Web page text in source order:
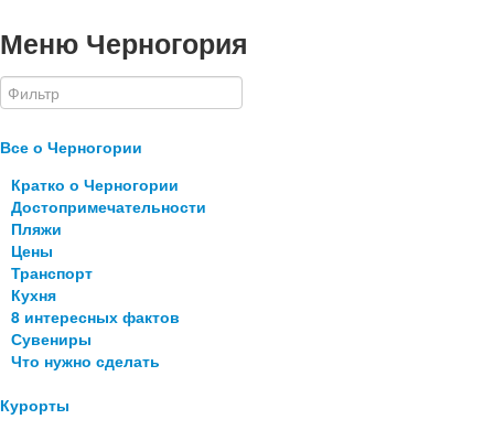
Меню Черногория
Все о Черногории
Кратко о Черногории
Достопримечательности
Пляжи
Цены
Транспорт
Кухня
8 интересных фактов
Сувениры
Что нужно сделать
Курорты